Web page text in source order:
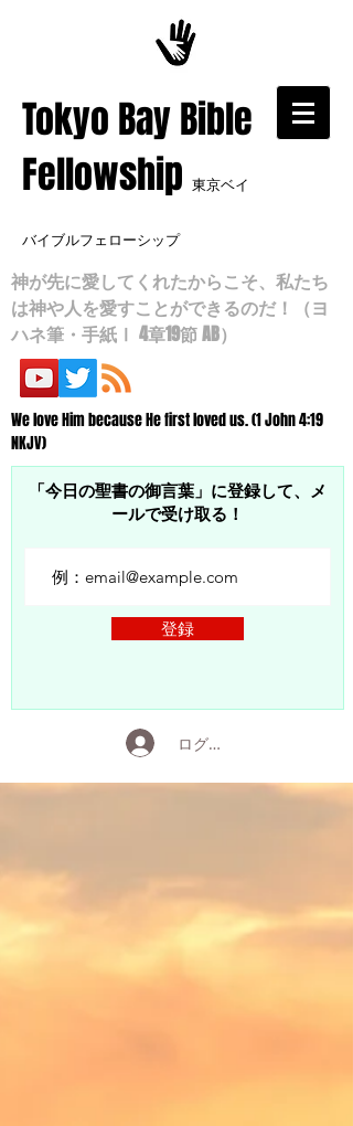
​Tokyo Bay Bible
Fellowship 東京ベイ
バイブルフェローシップ
神が先に愛してくれたからこそ、私たち
は神や人を愛すことができるのだ！（ヨ
ハネ筆・手紙Ⅰ 4章19節 AB）
We love Him because He first loved us. (1 John 4:19
NKJV)
「今日の聖書の御言葉」に登録して、メ
ールで受け取る！
登録
ログイン